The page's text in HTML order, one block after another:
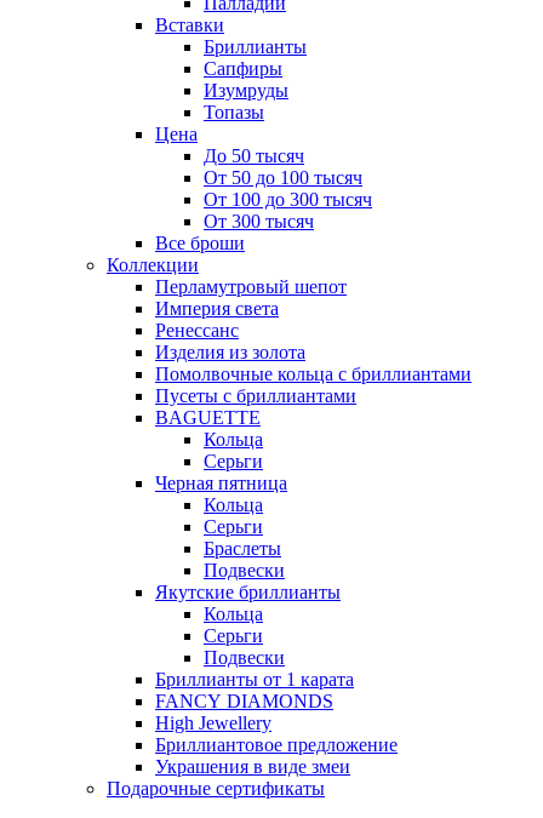
Вставки
Бриллианты
Сапфиры
Изумруды
Топазы
Цена
До 50 тысяч
От 50 до 100 тысяч
От 100 до 300 тысяч
От 300 тысяч
Все броши
Коллекции
Перламутровый шепот
Империя света
Ренессанс
Изделия из золота
Помолвочные кольца с бриллиантами
Пусеты с бриллиантами
BAGUETTE
Кольца
Серьги
Черная пятница
Кольца
Серьги
Браслеты
Подвески
Якутские бриллианты
Кольца
Серьги
Подвески
Бриллианты от 1 карата
FANCY DIAMONDS
High Jewellery
Бриллиантовое предложение
Украшения в виде змеи
Подарочные сертификаты